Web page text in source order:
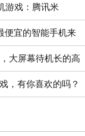
游戏：腾讯米
便宜的智能手机来
大屏幕待机长的高
，有你喜欢的吗？